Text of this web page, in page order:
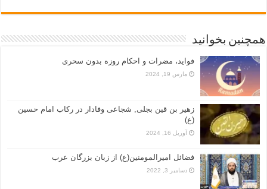
همچنین بخوانید
فواید، مضرات و احکام روزه بدون سحری
مارس 19, 2024
زهیر بن قین بجلی, شجاعی وفادار در رکاب امام حسین
(ع)
آوریل 16, 2024
فضائل امیرالمومنین(ع) از زبان بزرگان عرب
دسامبر 3, 2022